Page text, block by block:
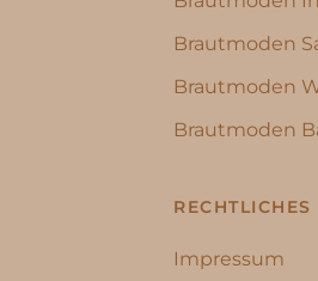
Brautmoden
Brautmoden
Brautmoden
RECHTLICHES
Impressum